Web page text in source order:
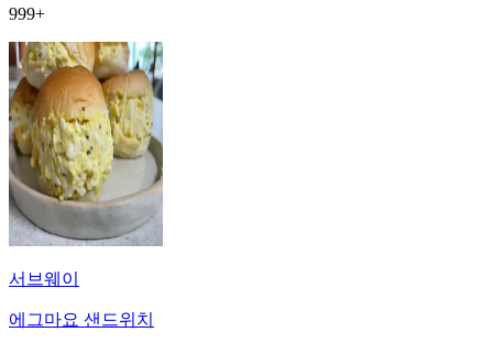
999+
서브웨이
에그마요 샌드위치